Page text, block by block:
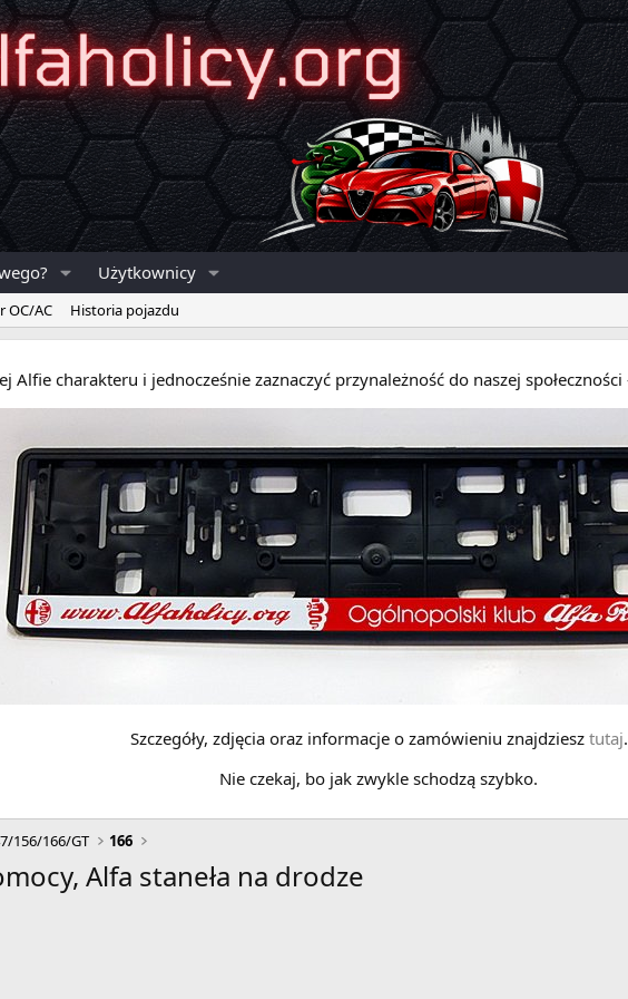
Użytkownicy
OC/AC Historia pojazdu
Alfie charakteru i jednocześnie zaznaczyć przynależność do naszej
Szczegóły, zdjęcia oraz informacje o zamówieniu znajdziesz tutaj.
Nie czekaj, bo jak zwykle schodzą szybko.
156/166/GT 166
Alfa staneła na drodze